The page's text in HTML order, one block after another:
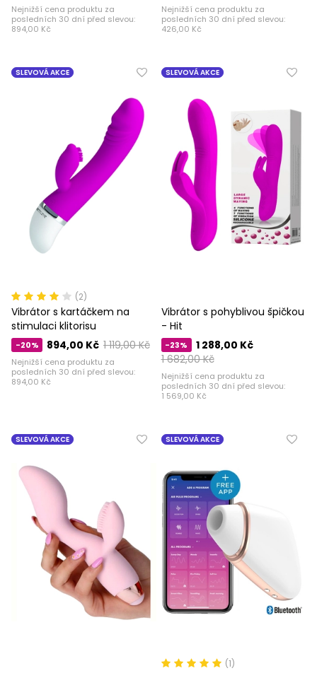
Nejnižší cena produktu za
posledních 30 dní před slevou:
894,00 Kč
Nejnižší cena produktu za
posledních 30 dní před slevou:
426,00 Kč
SLEVOVÁ AKCE
(2)
Vibrátor s kartáčkem na
stimulaci klitorisu
-20% 1 119,00 Kč
894,00 Kč
Nejnižší cena produktu za
posledních 30 dní před slevou:
894,00 Kč
SLEVOVÁ AKCE
Vibrátor s pohyblivou špičkou
- Hit
-23%
1 682,00 Kč
1 288,00 Kč
Nejnižší cena produktu za
posledních 30 dní před slevou:
1 569,00 Kč
SLEVOVÁ AKCE SLEVOVÁ AKCE
(1)